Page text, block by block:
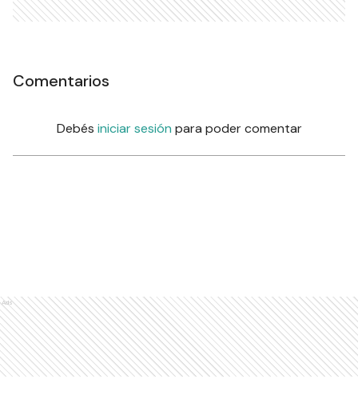
Comentarios
Debés iniciar sesión para poder comentar
Ads